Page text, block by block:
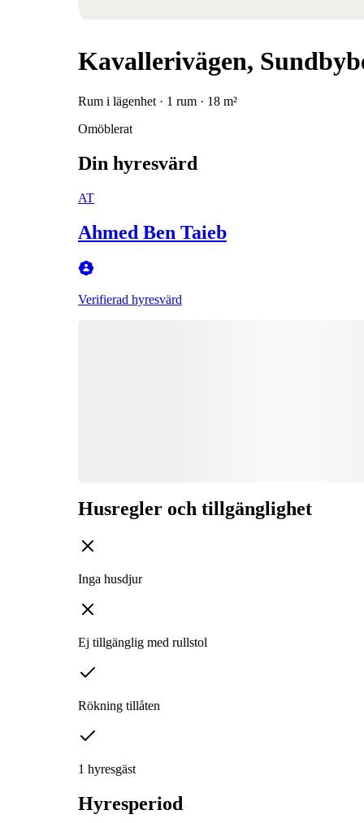
Kavallerivägen,
Rum i lägenhet · 1 rum · 18 m²
Omöblerat
Din hyresvärd
AT
Ahmed Ben Taieb
Verifierad hyresvärd
Husregler och tillgänglighet
Inga husdjur
Ej tillgänglig med rullstol
Rökning tillåten
1 hyresgäst
Hyresperiod